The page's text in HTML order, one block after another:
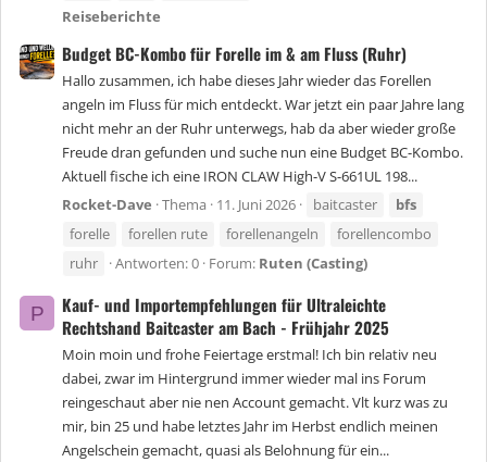
Reiseberichte
Budget BC-Kombo für Forelle im & am Fluss (Ruhr)
Hallo zusammen, ich habe dieses Jahr wieder das Forellen
angeln im Fluss für mich entdeckt. War jetzt ein paar Jahre lang
nicht mehr an der Ruhr unterwegs, hab da aber wieder große
Freude dran gefunden und suche nun eine Budget BC-Kombo.
Aktuell fische ich eine IRON CLAW High-V S-661UL 198...
Rocket-Dave Thema 11. Juni 2026 baitcaster
bfs
forelle
forellen rute forellenangeln
forellencombo
ruhr
Antworten: 0 Forum: Ruten (Casting)
P
Kauf- und Importempfehlungen für Ultraleichte
Rechtshand Baitcaster am Bach - Frühjahr 2025
Moin moin und frohe Feiertage erstmal! Ich bin relativ neu
dabei, zwar im Hintergrund immer wieder mal ins Forum
reingeschaut aber nie nen Account gemacht. Vlt kurz was zu
mir, bin 25 und habe letztes Jahr im Herbst endlich meinen
Angelschein gemacht, quasi als Belohnung für ein...